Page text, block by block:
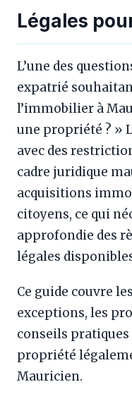
Légales
L’une des
expatrié
l’immobilier à
une propriété ? »
avec des
cadre juridique
acquisitions
citoyens, ce qui
approfondie des
légales
Ce guide couvre
exceptions, les
conseils
propriété
Mauricien.